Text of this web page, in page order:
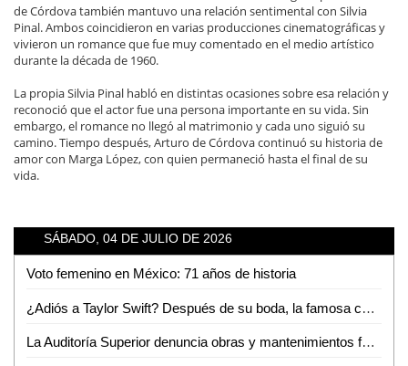
de Córdova también mantuvo una relación sentimental con Silvia
Pinal. Ambos coincidieron en varias producciones cinematográficas y
vivieron un romance que fue muy comentado en el medio artístico
durante la década de 1960.
La propia Silvia Pinal habló en distintas ocasiones sobre esa relación y
reconoció que el actor fue una persona importante en su vida. Sin
embargo, el romance no llegó al matrimonio y cada uno siguió su
camino. Tiempo después, Arturo de Córdova continuó su historia de
amor con Marga López, con quien permaneció hasta el final de su
vida.
SÁBADO, 04 DE JULIO DE 2026
Voto femenino en México: 71 años de historia
¿Adiós a Taylor Swift? Después de su boda, la famosa cantante podría cambiar su nombre
La Auditoría Superior denuncia obras y mantenimientos fantasmas